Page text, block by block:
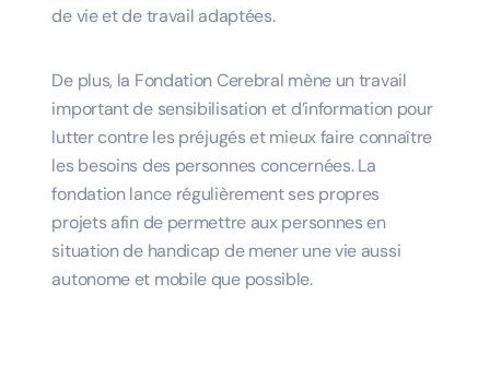
de vie et de travail adaptées.
De plus, la Fondation Cerebral mène un travail
important de sensibilisation et d’information pour
lutter contre les préjugés et mieux faire connaître
les besoins des personnes concernées. La
fondation lance régulièrement ses propres
projets afin de permettre aux personnes en
situation de handicap de mener une vie aussi
autonome et mobile que possible.